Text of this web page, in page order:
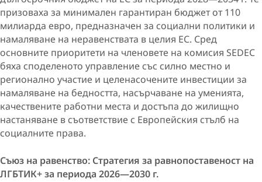
призоваха за минимален гарантиран бюджет от 110
милиарда евро, предназначен за социални политики и
намаляване на неравенствата в целия ЕС. Сред
основните приоритети на членовете на комисия SEDEC
бяха споделеното управление със силно местно и
регионално участие и целенасочените инвестиции за
намаляване на бедността, насърчаване на уменията,
качествените работни места и достъпа до жилищно
настаняване в съответствие с Европейския стълб на
социалните права.
Съюз на равенство: Стратегия за равнопоставеност на
ЛГБТИК+ за периода 2026—2030 г.